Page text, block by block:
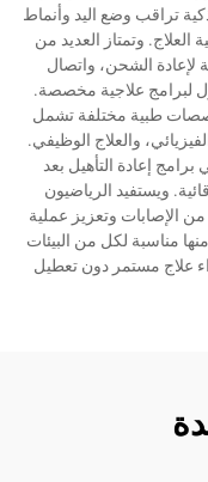
تراقب وضع اليد وأنماط
وتمتاز العديد من
لإعادة الشحن، واتصال
لبرامج علاجية مخصصة.
طبية مختلفة تشمل
والعلاج الوظيفي.
إعادة التأهيل بعد
ويستفيد الرياضيون
من الإصابات وتعزيز عملية
مناسبة لكل من البيئات
علاج مستمر دون تعطيل